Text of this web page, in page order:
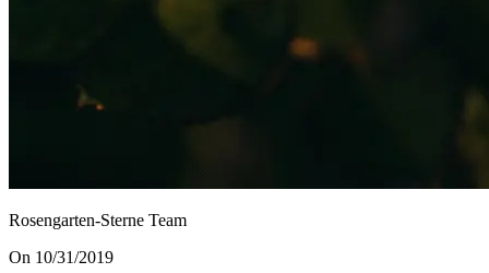
Rosengarten-Sterne Team
On 10/31/2019